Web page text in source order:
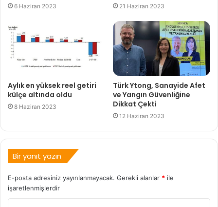
6 Haziran 2023 21 Haziran 2023
Aylık en yüksek reel getiri
külçe altında oldu
8 Haziran 2023
Türk Ytong, Sanayide Afet
ve Yangın Güvenliğine
Dikkat Çekti
12 Haziran 2023
Bir yanıt yazın
E-posta adresiniz yayınlanmayacak. Gerekli alanlar * ile
işaretlenmişlerdir